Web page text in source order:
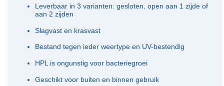
Leverbaar in 3 varianten: gesloten, open aan 1 zijde of
aan 2 zijden
Slagvast en krasvast
Bestand tegen ieder weertype en UV-bestendig
HPL is ongunstig voor bacteriegroei
Geschikt voor buiten en binnen gebruik